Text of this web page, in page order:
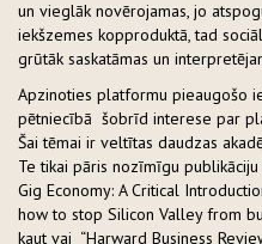
un vieglāk novērojamas, jo
iekšzemes kopproduktā, tad
grūtāk saskatāmas un
Apzinoties platformu pieaugošo
pētniecībā šobrīd interese par
Šai tēmai ir veltītas daudzas
Te tikai pāris nozīmīgu
Gig Economy: A Critical
how to stop Silicon Valley from
kaut vai “Harward Business